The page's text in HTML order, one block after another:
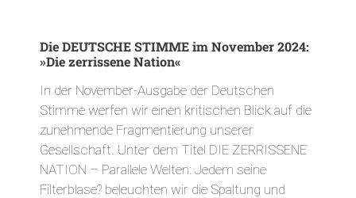
Die DEUTSCHE STIMME im November 2024:
»Die zerrissene Nation«
In der November-Ausgabe der Deutschen
Stimme werfen wir einen kritischen Blick auf die
zunehmende Fragmentierung unserer
Gesellschaft. Unter dem Titel DIE ZERRISSENE
NATION – Parallele Welten: Jedem seine
Filterblase? beleuchten wir die Spaltung und